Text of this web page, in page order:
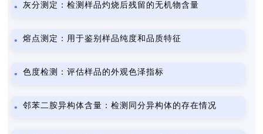
灰分测定：检测样品灼烧后残留的无机物含量
熔点测定：用于鉴别样品纯度和品质特征
色度检测：评估样品的外观色泽指标
邻苯二胺异构体含量：检测同分异构体的存在情况